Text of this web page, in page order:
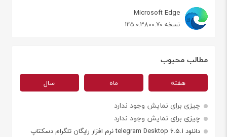
Microsoft Edge
نسخه 145.0.3800.70
مطالب محبوب
هفته ماه سال
چیزی برای نمایش وجود ندارد
چیزی برای نمایش وجود ندارد
دانلود telegram Desktop 6.5.1 نرم افزار رایگان تلگرام دسکتاپ